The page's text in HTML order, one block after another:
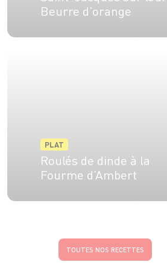
Beurre d'orange
PLAT
Roulés de dinde à la
Fourme d’Ambert
TOUTES NOS RECETTES